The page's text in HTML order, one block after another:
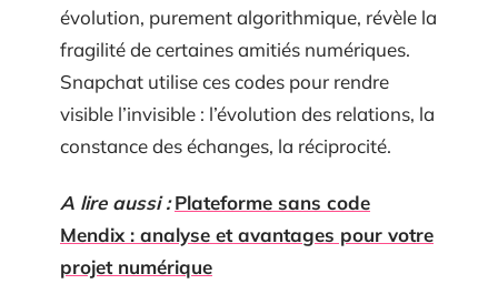
évolution, purement algorithmique, révèle la
fragilité de certaines amitiés numériques.
Snapchat utilise ces codes pour rendre
visible l’invisible : l’évolution des relations, la
constance des échanges, la réciprocité.
A lire aussi : Plateforme sans code
Mendix : analyse et avantages pour votre
projet numérique